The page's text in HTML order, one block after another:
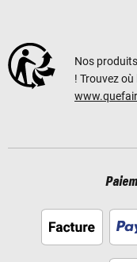
Nos
! Trouvez